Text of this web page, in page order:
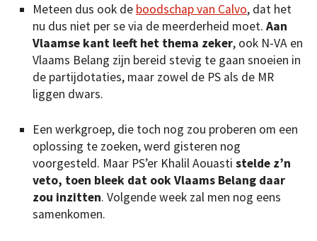
Meteen dus ook de boodschap van Calvo, dat het
nu dus niet per se via de meerderheid moet. Aan
Vlaamse kant leeft het thema zeker, ook N-VA en
Vlaams Belang zijn bereid stevig te gaan snoeien in
de partijdotaties, maar zowel de PS als de MR
liggen dwars.
Een werkgroep, die toch nog zou proberen om een
oplossing te zoeken, werd gisteren nog
voorgesteld. Maar PS’er Khalil Aouasti stelde z’n
veto, toen bleek dat ook Vlaams Belang daar
zou inzitten. Volgende week zal men nog eens
samenkomen.